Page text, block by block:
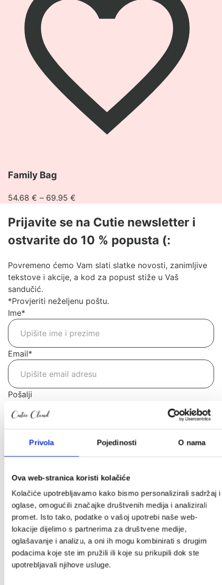
Privola Pojedinosti O nama
Ova web-stranica koristi kolačiće
Kolačiće upotrebljavamo kako bismo personalizirali sadržaj i
oglase, omogućili značajke društvenih medija i analizirali
promet. Isto tako, podatke o vašoj upotrebi naše web-
lokacije dijelimo s partnerima za društvene medije,
oglašavanje i analizu, a oni ih mogu kombinirati s drugim
podacima koje ste im pružili ili koje su prikupili dok ste
upotrebljavali njihove usluge.
129.90 €
proizvod
Bag
Family Bag
54.68 € – 69.95 €
od
54.68 €
do
Prijavite se na Cutie newsletter i
ostvarite do 10 % popusta (:
Povremeno ćemo Vam slati slatke novosti, zanimljive
tekstove i akcije, a kod za popust stiže u Vaš
sandučić.
*Provjeriti neželjenu poštu.
Ime*
Email*
Pošalji
Kategorije
Akcije
Akcije
Autosjedalice
Adapteri
Baze za autosjedalice
Ostali dodaci
Grupa 0+
Grupa 0+/1